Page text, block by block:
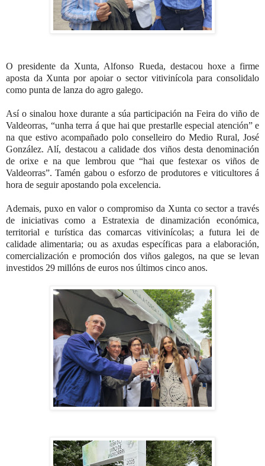
O presidente da Xunta, Alfonso Rueda, destacou hoxe a firme
aposta da Xunta por apoiar o sector vitivinícola para consolidalo
como punta de lanza do agro galego.
Así o sinalou hoxe durante a súa participación na Feira do viño de
Valdeorras, “unha terra á que hai que prestarlle especial atención” e
na que estivo acompañado polo conselleiro do Medio Rural, José
González. Alí, destacou a calidade dos viños desta denominación
de orixe e na que lembrou que “hai que festexar os viños de
Valdeorras”. Tamén gabou o esforzo de produtores e viticultores á
hora de seguir apostando pola excelencia.
Ademais, puxo en valor o compromiso da Xunta co sector a través
de iniciativas como a Estratexia de dinamización económica,
territorial e turística das comarcas vitivinícolas; a futura lei de
calidade alimentaria; ou as axudas específicas para a elaboración,
comercialización e promoción dos viños galegos, na que se levan
investidos 29 millóns de euros nos últimos cinco anos.